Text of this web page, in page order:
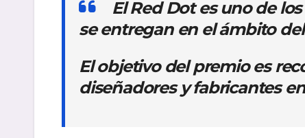
El Red Dot es uno de
se entregan en el ámbito
El objetivo del premio es
diseñadores y fabricantes